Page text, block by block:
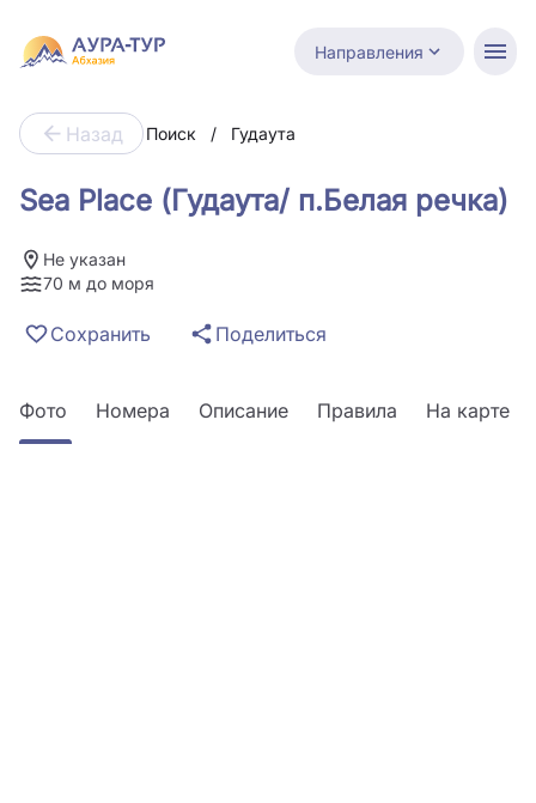
Направления
Назад Поиск / Гудаута
Sea Place (Гудаута/ п.Белая речка)
Не указан
70 м до моря
Сохранить Поделиться
Фото Номера Описание Правила На карте